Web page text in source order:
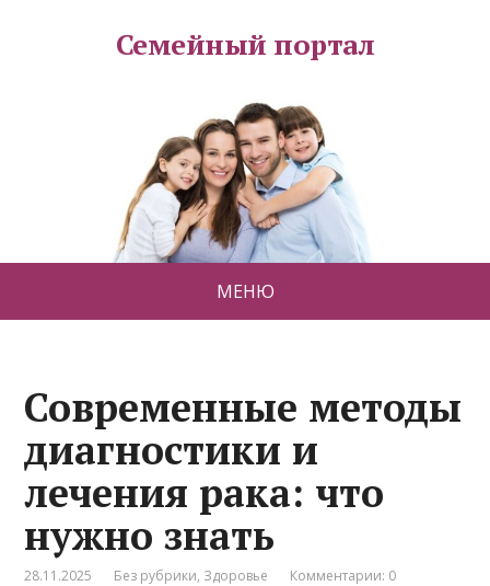
Семейный портал
МЕНЮ
Современные методы
диагностики и
лечения рака: что
нужно знать
28.11.2025 Без рубрики, Здоровье Комментарии: 0